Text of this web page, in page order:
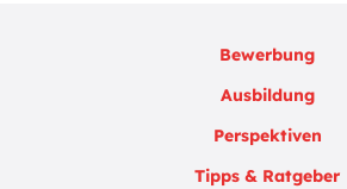
Bewerbung
Ausbildung
Perspektiven
Tipps & Ratgeber